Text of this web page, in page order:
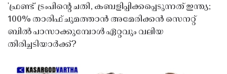
'ഫ്രണ്ട്' ട്രംപിന്റെ ചതി, കബളിപ്പിക്കപ്പെടുന്നത് ഇന്ത്യ;
100% താരിഫ് ചുമത്താൻ അമേരിക്കൻ സെനറ്റ്
ബിൽ പാസാക്കുമ്പോൾ ഏറ്റവും വലിയ
തിരിച്ചടിയാർക്ക്?